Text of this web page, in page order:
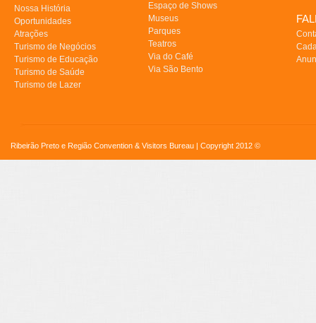
Nossa História
Oportunidades
Atrações
Turismo de Negócios
Turismo de Educação
Turismo de Saúde
Turismo de Lazer
Espaço de Shows
Museus
Parques
Teatros
Via do Café
Via São Bento
Ribeirão Preto e Região Convention & Visitors Bureau | Copyright 2012 ©